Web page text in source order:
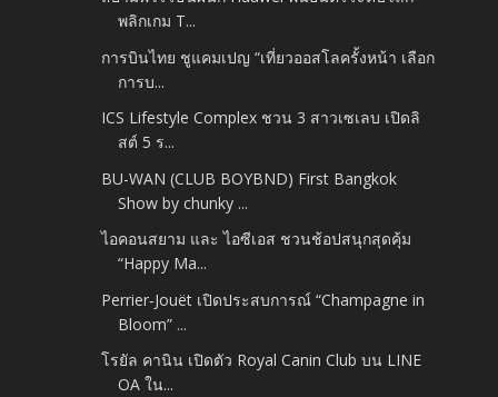
พลิกเกม T...
การบินไทย ชูแคมเปญ “เที่ยวออสโลครั้งหน้า เลือก
การบ...
ICS Lifestyle Complex ชวน 3 สาวเซเลบ เปิดลิ
สต์ 5 ร...
BU-WAN (CLUB BOYBND) First Bangkok
Show by chunky ...
ไอคอนสยาม และ ไอซีเอส ชวนช้อปสนุกสุดคุ้ม
“Happy Ma...
Perrier‑Jouët เปิดประสบการณ์ “Champagne in
Bloom” ...
โรยัล คานิน เปิดตัว Royal Canin Club บน LINE
OA ใน...